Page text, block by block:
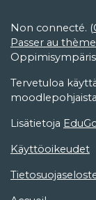
Non connecté. (
Passer au
Tervetuloa
Lisätietoja
Käyttöoikeudet